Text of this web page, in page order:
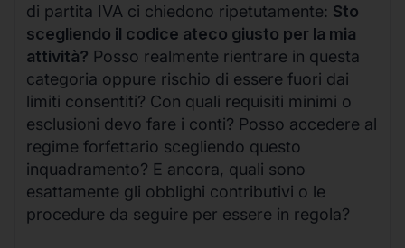
di partita IVA ci chiedono ripetutamente: Sto
scegliendo il codice ateco giusto per la mia
attività? Posso realmente rientrare in questa
categoria oppure rischio di essere fuori dai
limiti consentiti? Con quali requisiti minimi o
esclusioni devo fare i conti? Posso accedere al
regime forfettario scegliendo questo
inquadramento? E ancora, quali sono
esattamente gli obblighi contributivi o le
procedure da seguire per essere in regola?